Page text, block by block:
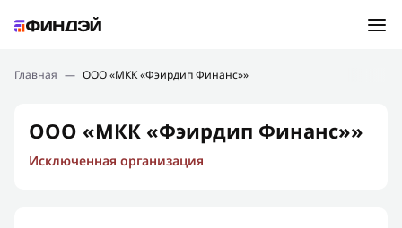
Подбор займа
Новости
Финансовое просвещение
Главная — ООО «МКК «Фэирдип Финанс»»
ООО «МКК «Фэирдип Финанс»»
Исключенная организация
Ошибка:Контактная форма не найдена.
Спасибо, что написали нам
Мы свяжемся с Вами в ближайшее время и сообщим
результат
Отправить новый запрос